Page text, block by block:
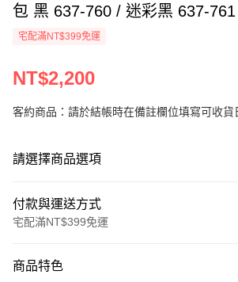
包 黑 637-760 / 迷彩黑 637-
宅配滿NT$399免運
NT$2,200
客約商品：請於結帳時在備註欄位填寫可收貨
請選擇商品選項
付款與運送方式
宅配滿NT$399免運
信用卡一次付款
商品特色